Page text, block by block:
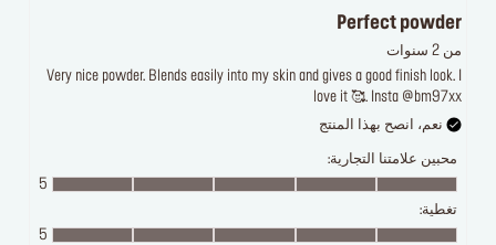
Perfect powder
من 2 سنوات
Very nice powder. Blends easily into my skin and gives a good finish look. I
love it 🥰. Insta @bm97xx
نعم، انصح بهذا المنتج
محبين علامتنا التجارية:
5
تغطية:
5